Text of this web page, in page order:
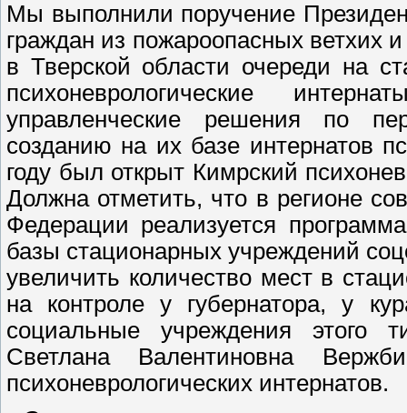
Мы выполнили поручение
граждан из пожароопасных ветхих
в Тверской области очереди на
психоневрологические
управленческие решения по
созданию на их базе интернатов
году был открыт Кимрский
Должна отметить, что в регионе
Федерации реализуется
базы стационарных учреждений
увеличить количество мест в
на контроле у губернатора, у
социальные учреждения
Светлана Валентиновна
психоневрологических интернатов.